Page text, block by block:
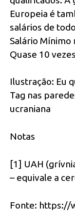
Europeia é
salários de
Salário Mínimo
Quase 10
Ilustração: Eu
Tag nas
ucraniana
Notas
[1] UAH
– equivale a
Fonte: https://